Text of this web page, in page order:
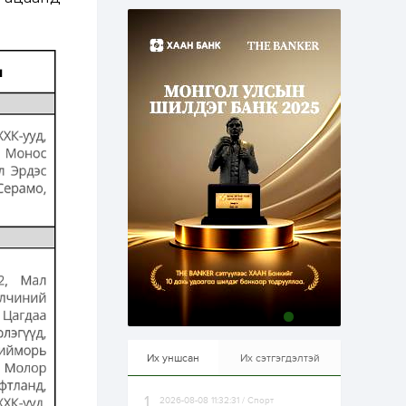
эрхлэхэд таатай...
Долдугаар сард
709.503 зөрчил
2 өдөр 0 0
Цалинтай ээжийн 50
мянган төгрөгийн
тэтгэмжийг 500
мянгад хүргэх
өргөдөлд санал авч
эхэлжээ
2 өдөр 2 0
Б.Түмэн-Өлзий: Олон
улсад хуримтлуулсан
мэдлэг, туршлагаа эх
орныхоо хөгжилд
зориулна
Алтны үнэ дөрвөн
өсөж байна
2 өдөр
Их уншсан Их сэтгэгдэлтэй
2026-08-08 11:32:31 / Спорт